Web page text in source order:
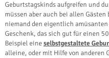
Geburtstagskinds aufgreifen und
müssen aber auch bei allen
niemand den eigentlich
Geschenk, das sich gut für einen
Beispiel eineselbstgestaltete
alleine, oder mit Hilfe von anderen